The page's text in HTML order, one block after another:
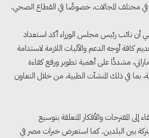
في مختلف المجالات، خصوصًا في القطاع الصحي.
أن نائب رئيس مجلس الوزراء أكد استعداد
كافة أوجه الدعم والآليات اللازمة لاستدامة
مشددًا على أهمية تطوير ورفع كفاءة
بما في ذلك المنشآت الطبية، من خلال التعاون
إلى المقترحات والأفكار المتعلقة بتوسيع
بين البلدين. كما استعرض خبرات مصر في